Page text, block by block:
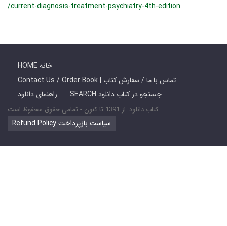
/current-diagnosis-treatment-psychiatry-4th-edition
HOME خانه
Contact Us / Order Book | تماس با ما / سفارش کتاب
راهنمای دانلود
SEARCH جستجو در کتاب دانلود
کتاب دانلود: از 1391 تا کنون - تمامی حقوق محفوظ است
Refund Policy سیاست بازپرداخت